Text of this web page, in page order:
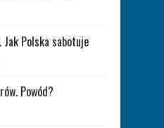
Polska sabotuje
Powód?